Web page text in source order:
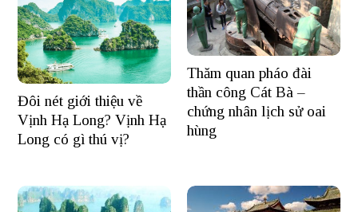
Đôi nét giới thiệu về
Vịnh Hạ Long? Vịnh Hạ
Long có gì thú vị?
Thăm quan pháo đài
thần công Cát Bà –
chứng nhân lịch sử oai
hùng